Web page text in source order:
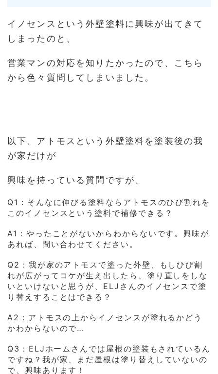
イノセンスという外壁塗料に興味が出てきて
しまったのと、
営業マンの対応を知りたかったので、こちら
から色々質問してしまいました。
以下、アトモスという外壁塗料を塗装後の我
が家だけが
興味を持っている質問ですが、
Q1：そんなに伸びる塗料ならアトモスのひび割れを
このイノセンスという塗料で補修できる？
A1：やったことがないからわからないです。興味が
あれば、問い合わせてください。
Q2：我が家のアトモスで塗った外壁、もしひび割
れが広がってコケが生え出したら、塗り直しをしな
いといけないと思うが、ELJさんのイノセンスで塗
り替えすることはできる？
A2：アトモスの上からイノセンスが塗れるかどう
かわからないので…
Q3：ELJホームさんでは屋根の塗装もされているん
ですね？我が家、まだ屋根は塗り替えしていないの
で、興味あります！